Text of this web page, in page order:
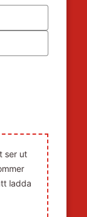
ser ut
ladda